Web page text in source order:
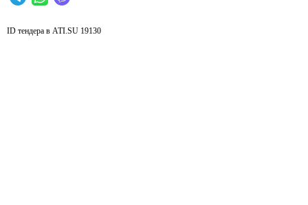
ID тендера в ATI.SU 19130